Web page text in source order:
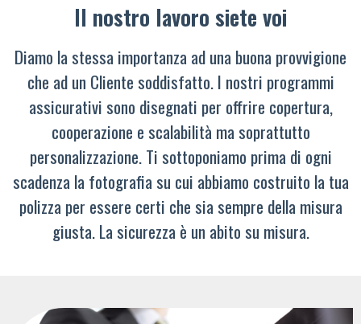
Il nostro lavoro siete voi
Diamo la stessa importanza ad una buona provvigione
che ad un Cliente soddisfatto. I nostri programmi
assicurativi sono disegnati per offrire copertura,
cooperazione e scalabilità ma soprattutto
personalizzazione. Ti sottoponiamo prima di ogni
scadenza la fotografia su cui abbiamo costruito la tua
polizza per essere certi che sia sempre della misura
giusta. La sicurezza è un abito su misura.